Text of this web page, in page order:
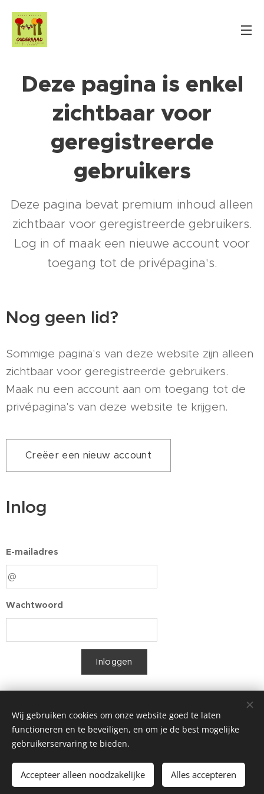
Deze pagina is enkel
zichtbaar voor
geregistreerde
gebruikers
Deze pagina bevat premium inhoud alleen
zichtbaar voor geregistreerde gebruikers.
Log in of maak een nieuwe account voor
toegang tot de privépagina's.
Nog geen lid?
Sommige pagina's van deze website zijn alleen
zichtbaar voor geregistreerde gebruikers.
Maak nu een account aan om toegang tot de
privépagina's van deze website te krijgen.
Creëer een nieuw account
Inlog
E-mailadres
Wachtwoord
Inloggen
Schooljaar 2025 - 2026
Cookies
Wij gebruiken cookies om onze website goed te laten
functioneren en te beveiligen, en om je de best mogelijke
gebruikerservaring te bieden.
Accepteer alleen noodzakelijke Alles accepteren